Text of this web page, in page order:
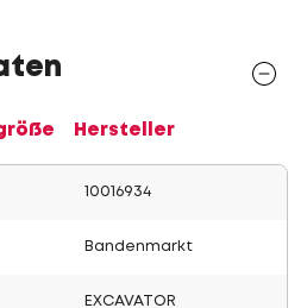
Hersteller
10016934
Bandenmarkt
EXCAVATOR